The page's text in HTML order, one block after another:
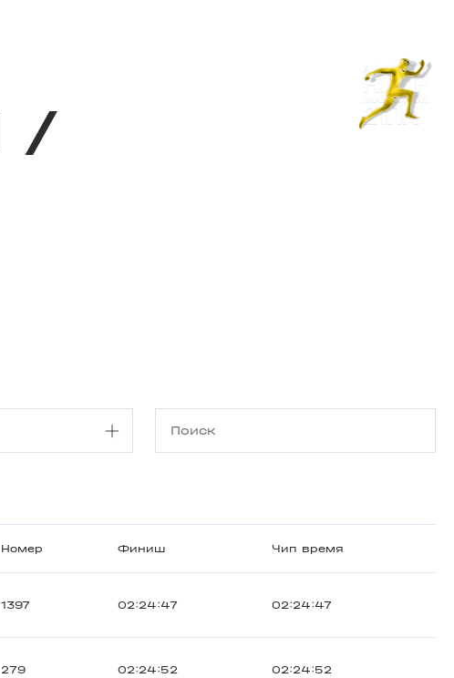
/
Номер Финиш Чип время
1397 02:24:47 02:24:47
279 02:24:52 02:24:52